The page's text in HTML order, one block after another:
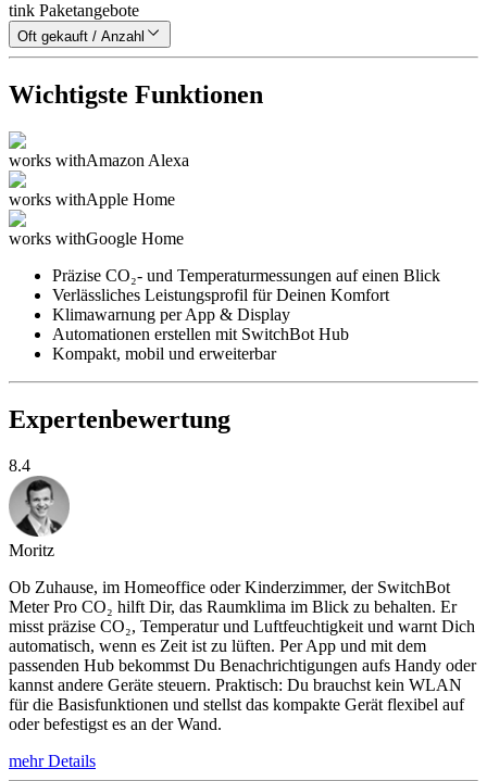
tink Paketangebote
Oft gekauft / Anzahl
Wichtigste Funktionen
works withAmazon Alexa
works withApple Home
works withGoogle Home
Präzise CO₂- und Temperaturmessungen auf einen Blick
Verlässliches Leistungsprofil für Deinen Komfort
Klimawarnung per App & Display
Automationen erstellen mit SwitchBot Hub
Kompakt, mobil und erweiterbar
Expertenbewertung
8.4
Moritz
Ob Zuhause, im Homeoffice oder Kinderzimmer, der SwitchBot
Meter Pro CO₂ hilft Dir, das Raumklima im Blick zu behalten. Er
misst präzise CO₂, Temperatur und Luftfeuchtigkeit und warnt Dich
automatisch, wenn es Zeit ist zu lüften. Per App und mit dem
passenden Hub bekommst Du Benachrichtigungen aufs Handy oder
kannst andere Geräte steuern. Praktisch: Du brauchst kein WLAN
für die Basisfunktionen und stellst das kompakte Gerät flexibel auf
oder befestigst es an der Wand.
mehr Details